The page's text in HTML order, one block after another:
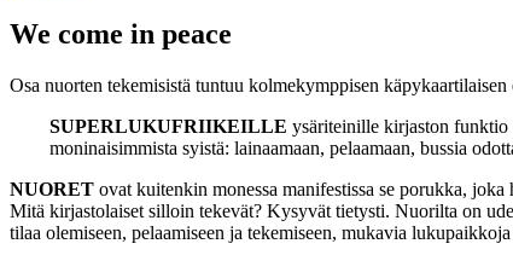
We come in peace
Osa nuorten tekemisistä tuntuu kolmekymppisen
SUPERLUKUFRIIKEILLE ysäriteinille kirjaston funktio
moninaisimmista syistä: lainaamaan, pelaamaan, bussia
NUORET ovat kuitenkin monessa manifestissa se porukka,
Mitä kirjastolaiset silloin tekevät? Kysyvät tietysti. Nuorilta on
tilaa olemiseen, pelaamiseen ja tekemiseen, mukavia